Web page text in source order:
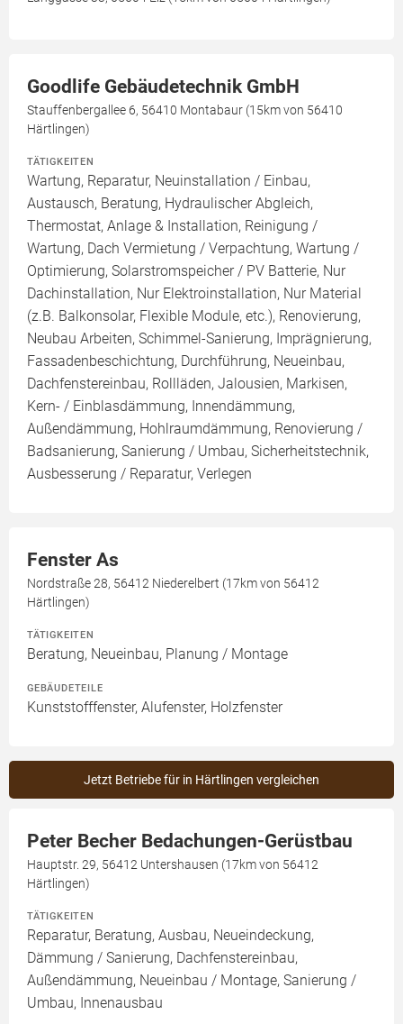
Goodlife Gebäudetechnik GmbH
Stauffenbergallee 6, 56410 Montabaur (15km von 56410
Härtlingen)
TÄTIGKEITEN
Wartung, Reparatur, Neuinstallation / Einbau,
Austausch, Beratung, Hydraulischer Abgleich,
Thermostat, Anlage & Installation, Reinigung /
Wartung, Dach Vermietung / Verpachtung, Wartung /
Optimierung, Solarstromspeicher / PV Batterie, Nur
Dachinstallation, Nur Elektroinstallation, Nur Material
(z.B. Balkonsolar, Flexible Module, etc.), Renovierung,
Neubau Arbeiten, Schimmel-Sanierung, Imprägnierung,
Fassadenbeschichtung, Durchführung, Neueinbau,
Dachfenstereinbau, Rollläden, Jalousien, Markisen,
Kern- / Einblasdämmung, Innendämmung,
Außendämmung, Hohlraumdämmung, Renovierung /
Badsanierung, Sanierung / Umbau, Sicherheitstechnik,
Ausbesserung / Reparatur, Verlegen
Fenster As
Nordstraße 28, 56412 Niederelbert (17km von 56412
Härtlingen)
TÄTIGKEITEN
Beratung, Neueinbau, Planung / Montage
GEBÄUDETEILE
Kunststofffenster, Alufenster, Holzfenster
Jetzt Betriebe für in Härtlingen vergleichen
Peter Becher Bedachungen-Gerüstbau
Hauptstr. 29, 56412 Untershausen (17km von 56412
Härtlingen)
TÄTIGKEITEN
Reparatur, Beratung, Ausbau, Neueindeckung,
Dämmung / Sanierung, Dachfenstereinbau,
Außendämmung, Neueinbau / Montage, Sanierung /
Umbau, Innenausbau